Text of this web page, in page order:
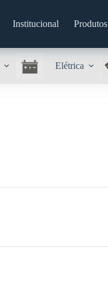
Institucional Produtos
Elétrica